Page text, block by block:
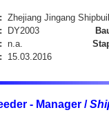
Zhejiang Jingang
: DY2003
: n.a.
: 15.03.2016
- Manager /